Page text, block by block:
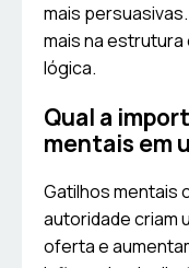
mais
mais na
lógica.
Qual a
mentais em
Gatilhos mentais
autoridade criam
oferta e